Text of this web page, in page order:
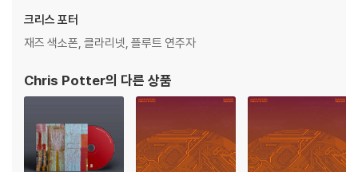
1) 열을 가하여 제작하는 바이닐 공정 특성상 디스크 표면이 미세하게 울
렁거리거나 휘어지는 경우가 있습니다.
재생이 불안정한 경우 스태빌라이저를 사용하시면 좀 더 안정적인 재생이
2) 재생 음역의 왜곡을 최소화 하고 반복 재생시에도 최대한 일관되게 유
지되도록 디스크 센터 홀 구경이 작게 제작되는 경우가 있습니다. 턴테이
블 스핀들에 맞지 않는 경우에는 전용 제품 등을 이용하여 센터 홀을 조정
하시면 해결됩니다.
3) 디스크에 미세한 잔 흠집이 남아있거나 인쇄 면이 깨끗하지 않은 경우
크리스 포터
재즈 색소폰, 클라리넷, 플루트 연주자
Chris Potter의 다른 상품